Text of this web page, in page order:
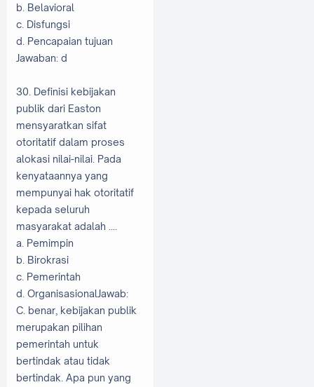
b. Belavioral
c. Disfungsi
d. Pencapaian tujuan
Jawaban: d
30. Definisi kebijakan
publik dari Easton
mensyaratkan sifat
otoritatif dalam proses
alokasi nilai-nilai. Pada
kenyataannya yang
mempunyai hak otoritatif
kepada seluruh
masyarakat adalah ....
a. Pemimpin
b. Birokrasi
c. Pemerintah
d. OrganisasionalJawab:
C. benar, kebijakan publik
merupakan pilihan
pemerintah untuk
bertindak atau tidak
bertindak. Apa pun yang